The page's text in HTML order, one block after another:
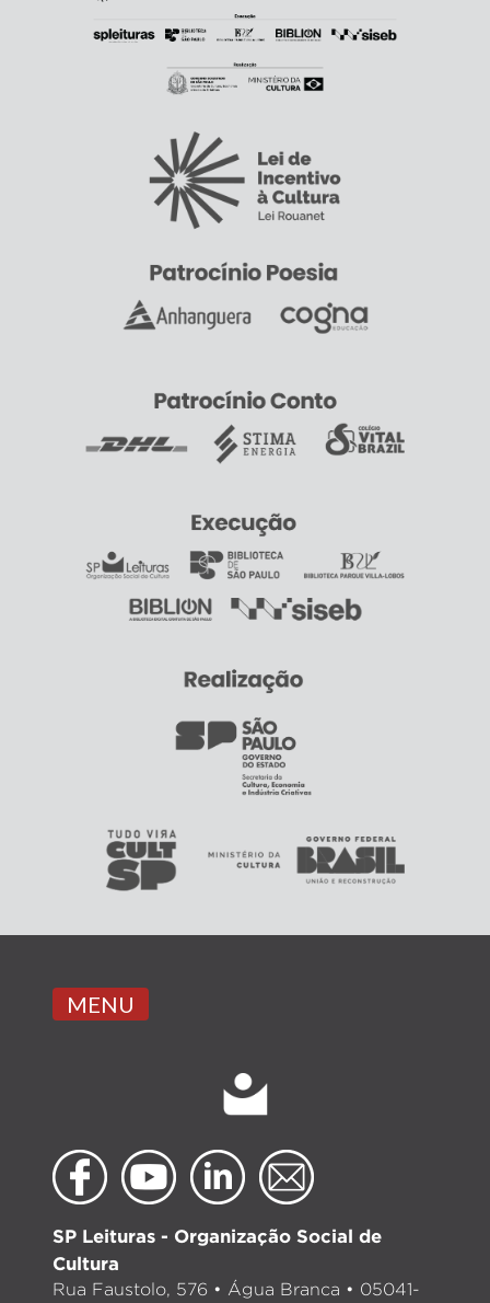
MENU
SP Leituras - Organização Social de
Cultura
Rua Faustolo, 576 • Água Branca • 05041-